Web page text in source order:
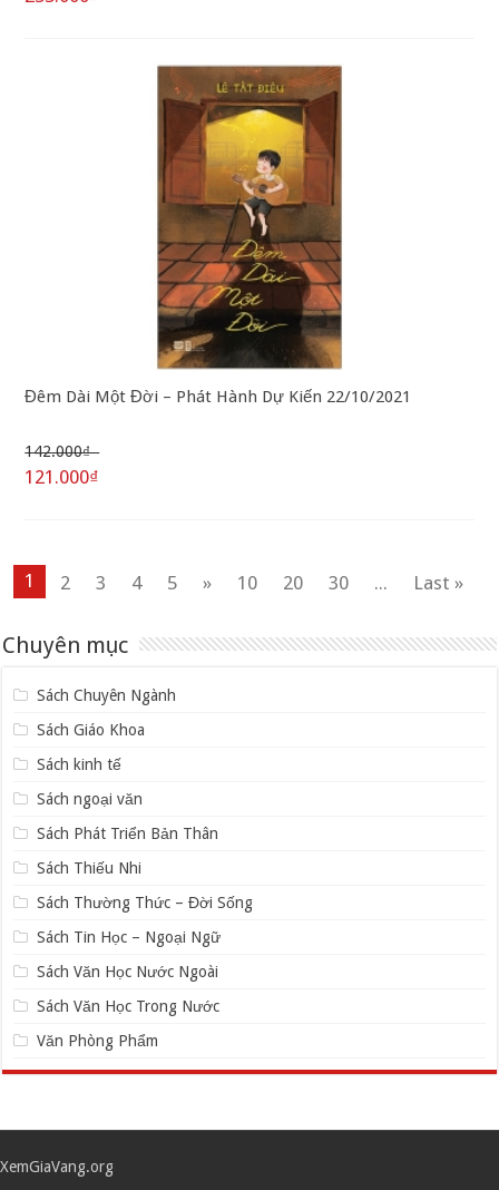
Đêm Dài Một Đời – Phát Hành Dự Kiến 22/10/2021
142.000₫
121.000₫
1 2 3 4 5 » 10 20 30 ... Last »
Chuyên mục
Sách Chuyên Ngành
Sách Giáo Khoa
Sách kinh tế
Sách ngoại văn
Sách Phát Triển Bản Thân
Sách Thiếu Nhi
Sách Thường Thức – Đời Sống
Sách Tin Học – Ngoại Ngữ
Sách Văn Học Nước Ngoài
Sách Văn Học Trong Nước
Văn Phòng Phẩm
XemGiaVang.org